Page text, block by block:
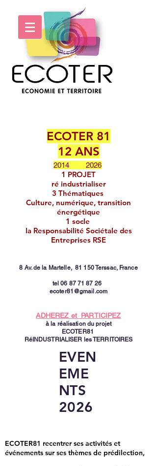
ECOTER 81
12 ANS
2014 2026
1 PROJET
ré industrialiser
3 Thématiques
Culture, numérique, transition
énergétique
1 socle
la Responsabilité Sociétale des
Entreprises RSE
8 Av. de la Martelle,81 150 Terssac, France
tel06 87 71 87 26
ecoter81@gmail.com
ADHEREZ et PARTICIPEZ
à la réalisation du projet
ECOTER81
RéINDUSTRIALISER les TERRITOIRES
EVEN
EME
NTS
2026
ECOTER81 recentrer ses activités et
événements sur ses thèmes de prédilection,